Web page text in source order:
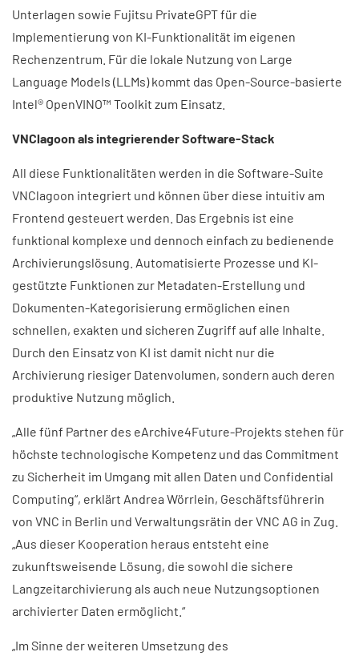
Unterlagen sowie Fujitsu PrivateGPT für die
Implementierung von KI-Funktionalität im eigenen
Rechenzentrum. Für die lokale Nutzung von Large
Language Models (LLMs) kommt das Open-Source-basierte
Intel® OpenVINO™ Toolkit zum Einsatz.
VNClagoon als integrierender Software-Stack
All diese Funktionalitäten werden in die Software-Suite
VNClagoon integriert und können über diese intuitiv am
Frontend gesteuert werden. Das Ergebnis ist eine
funktional komplexe und dennoch einfach zu bedienende
Archivierungslösung. Automatisierte Prozesse und KI-
gestützte Funktionen zur Metadaten-Erstellung und
Dokumenten-Kategorisierung ermöglichen einen
schnellen, exakten und sicheren Zugriff auf alle Inhalte.
Durch den Einsatz von KI ist damit nicht nur die
Archivierung riesiger Datenvolumen, sondern auch deren
produktive Nutzung möglich.
„Alle fünf Partner des eArchive4Future-Projekts stehen für
höchste technologische Kompetenz und das Commitment
zu Sicherheit im Umgang mit allen Daten und Confidential
Computing“, erklärt Andrea Wörrlein, Geschäftsführerin
von VNC in Berlin und Verwaltungsrätin der VNC AG in Zug.
„Aus dieser Kooperation heraus entsteht eine
zukunftsweisende Lösung, die sowohl die sichere
Langzeitarchivierung als auch neue Nutzungsoptionen
archivierter Daten ermöglicht.“
„Im Sinne der weiteren Umsetzung des